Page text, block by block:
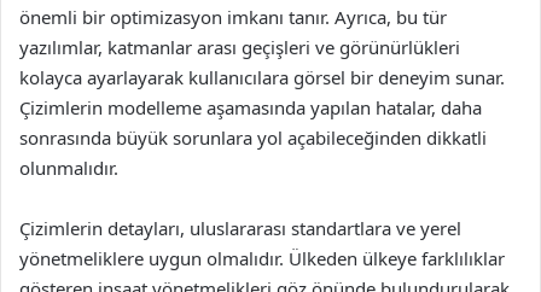
önemli bir optimizasyon imkanı tanır. Ayrıca, bu tür
yazılımlar, katmanlar arası geçişleri ve görünürlükleri
kolayca ayarlayarak kullanıcılara görsel bir deneyim sunar.
Çizimlerin modelleme aşamasında yapılan hatalar, daha
sonrasında büyük sorunlara yol açabileceğinden dikkatli
olunmalıdır.
Çizimlerin detayları, uluslararası standartlara ve yerel
yönetmeliklere uygun olmalıdır. Ülkeden ülkeye farklılıklar